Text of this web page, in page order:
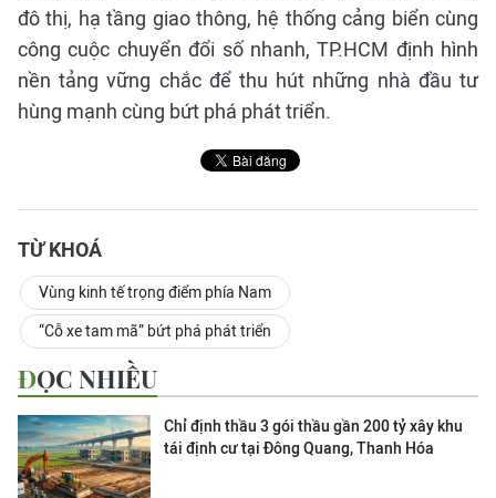
đô thị, hạ tầng giao thông, hệ thống cảng biển cùng
công cuộc chuyển đổi số nhanh, TP.HCM định hình
nền tảng vững chắc để thu hút những nhà đầu tư
hùng mạnh cùng bứt phá phát triển.
TỪ KHOÁ
Vùng kinh tế trọng điểm phía Nam
“Cỗ xe tam mã” bứt phá phát triển
ĐỌC NHIỀU
Chỉ định thầu 3 gói thầu gần 200 tỷ xây khu
tái định cư tại Đông Quang, Thanh Hóa